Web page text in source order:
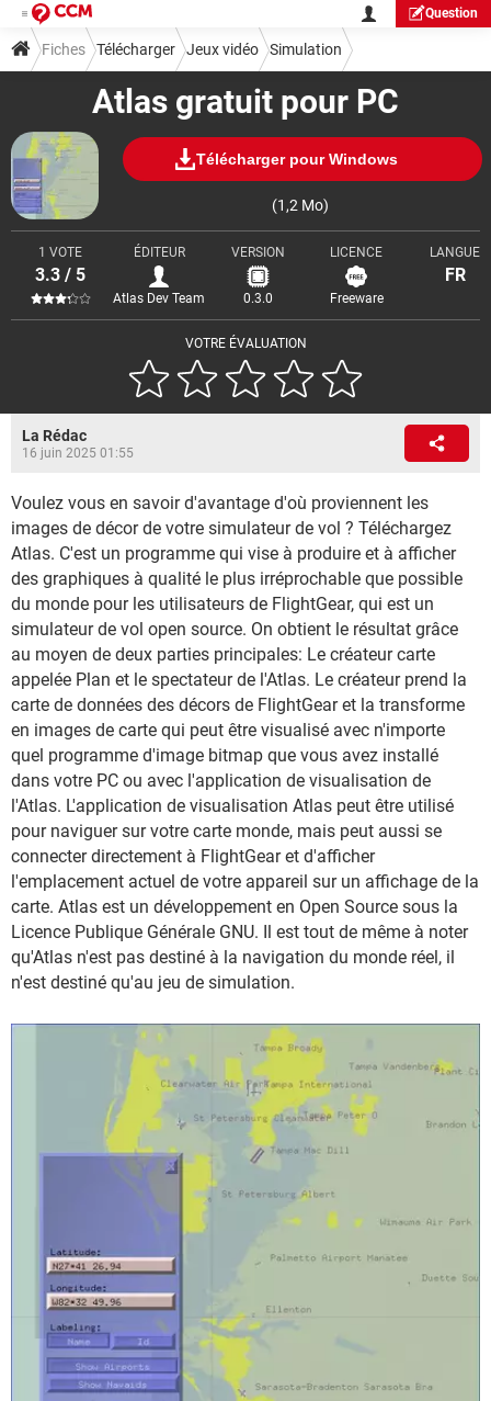
Question
Atlas gratuit pour PC
Télécharger pour Windows
(1,2 Mo)
VOTRE ÉVALUATION
1 VOTE
3.3 / 5
ÉDITEUR
Atlas Dev Team
VERSION
0.3.0
LICENCE
Freeware
LANGUE
FR
Fiches Télécharger Jeux vidéo Simulation
La Rédac
16 juin 2025 01:55
Voulez vous en savoir d'avantage d'où proviennent les
images de décor de votre simulateur de vol ? Téléchargez
Atlas. C'est un programme qui vise à produire et à afficher
des graphiques à qualité le plus irréprochable que possible
du monde pour les utilisateurs de FlightGear, qui est un
simulateur de vol open source. On obtient le résultat grâce
au moyen de deux parties principales: Le créateur carte
appelée Plan et le spectateur de l'Atlas. Le créateur prend la
carte de données des décors de FlightGear et la transforme
en images de carte qui peut être visualisé avec n'importe
quel programme d'image bitmap que vous avez installé
dans votre PC ou avec l'application de visualisation de
l'Atlas. L'application de visualisation Atlas peut être utilisé
pour naviguer sur votre carte monde, mais peut aussi se
connecter directement à FlightGear et d'afficher
l'emplacement actuel de votre appareil sur un affichage de la
carte. Atlas est un développement en Open Source sous la
Licence Publique Générale GNU. Il est tout de même à noter
qu'Atlas n'est pas destiné à la navigation du monde réel, il
n'est destiné qu'au jeu de simulation.